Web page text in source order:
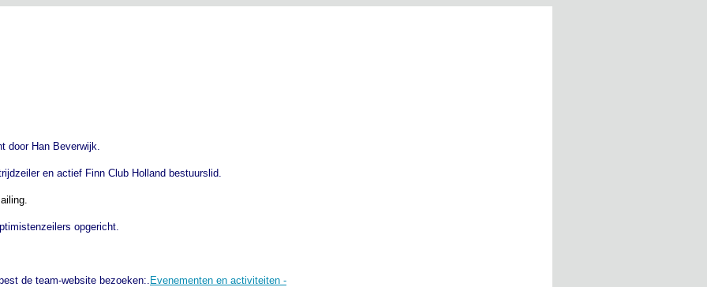
door Han Beverwijk.
en actief Finn Club Holland bestuurslid.
opgericht.
de team-website bezoeken:. Evenementen en activiteiten -